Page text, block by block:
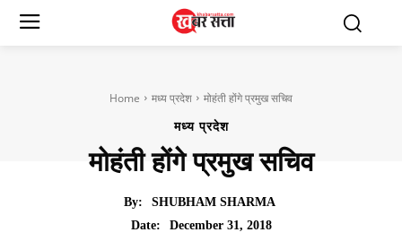
Home मध्य प्रदेश मोहंती होंगे प्रमुख सचिव
मध्य प्रदेश
मोहंती होंगे प्रमुख सचिव
By:
SHUBHAM SHARMA
Date:
December 31, 2018